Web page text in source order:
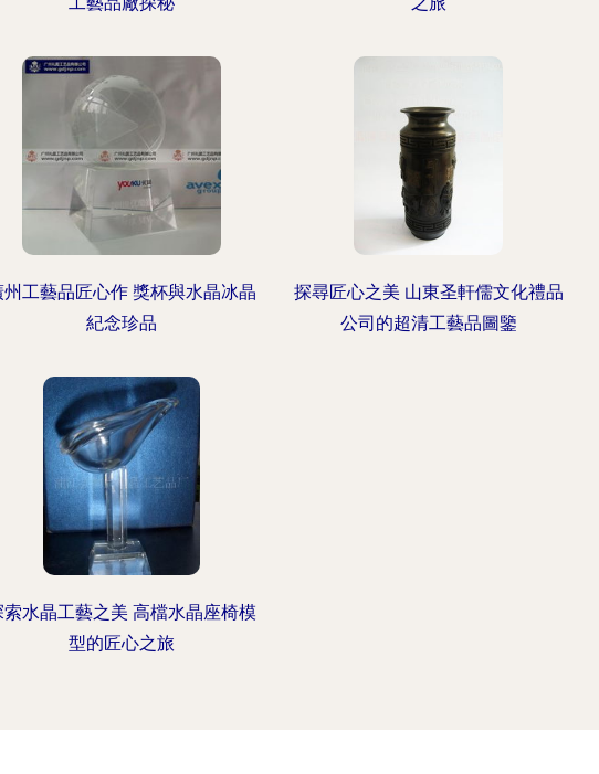
州工藝品匠心作 獎杯與水晶冰晶
紀念珍品
探尋匠心之美 山東圣軒儒文化禮品
公司的超清工藝品圖鑒
索水晶工藝之美 高檔水晶座椅模
型的匠心之旅